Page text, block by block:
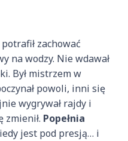
potrafił zachować
na wodzy. Nie wdawał
Był mistrzem w
powoli, inni się
wygrywał rajdy i
zmienił. Popełnia
jest pod presją… i